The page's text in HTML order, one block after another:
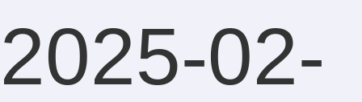
2025-02-